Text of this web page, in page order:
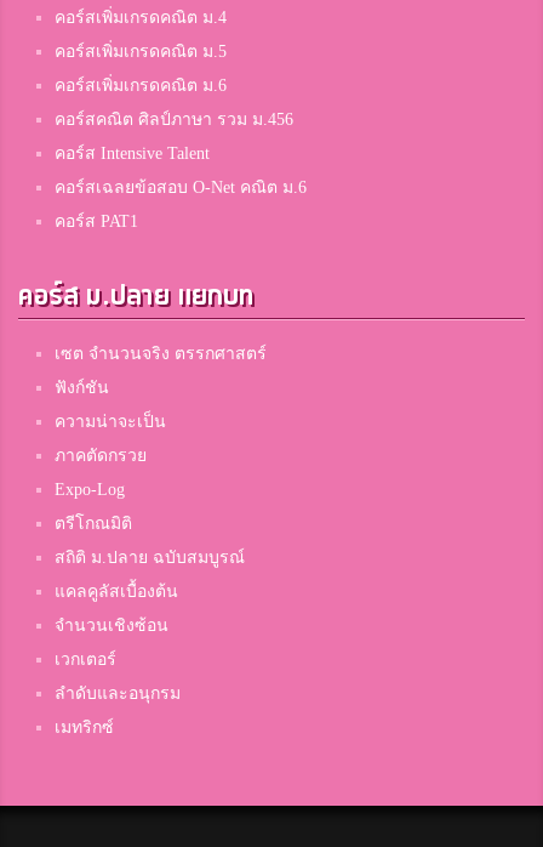
คอร์สเพิ่มเกรดคณิต ม.4
คอร์สเพิ่มเกรดคณิต ม.5
คอร์สเพิ่มเกรดคณิต ม.6
คอร์สคณิต ศิลป์ภาษา รวม ม.456
คอร์ส Intensive Talent
คอร์สเฉลยข้อสอบ O-Net คณิต ม.6
คอร์ส PAT1
คอร์ส ม.ปลาย แยกบท
เซต จำนวนจริง ตรรกศาสตร์
ฟังก์ชัน
ความน่าจะเป็น
ภาคตัดกรวย
Expo-Log
ตรีโกณมิติ
สถิติ ม.ปลาย ฉบับสมบูรณ์
แคลคูลัสเบื้องต้น
จำนวนเชิงซ้อน
เวกเตอร์
ลำดับและอนุกรม
เมทริกซ์